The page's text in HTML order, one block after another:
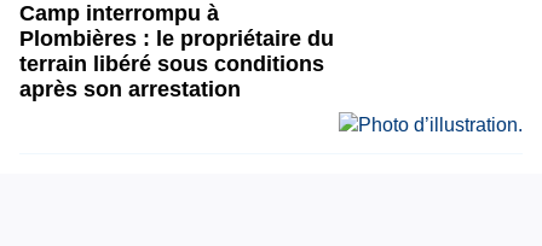
Camp interrompu à
Plombières : le propriétaire du
terrain libéré sous conditions
après son arrestation